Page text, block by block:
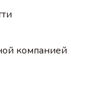
компанией